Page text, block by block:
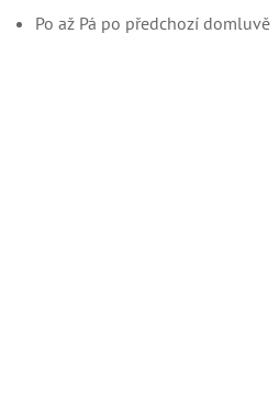
Po až Pá po předchozí domluvě